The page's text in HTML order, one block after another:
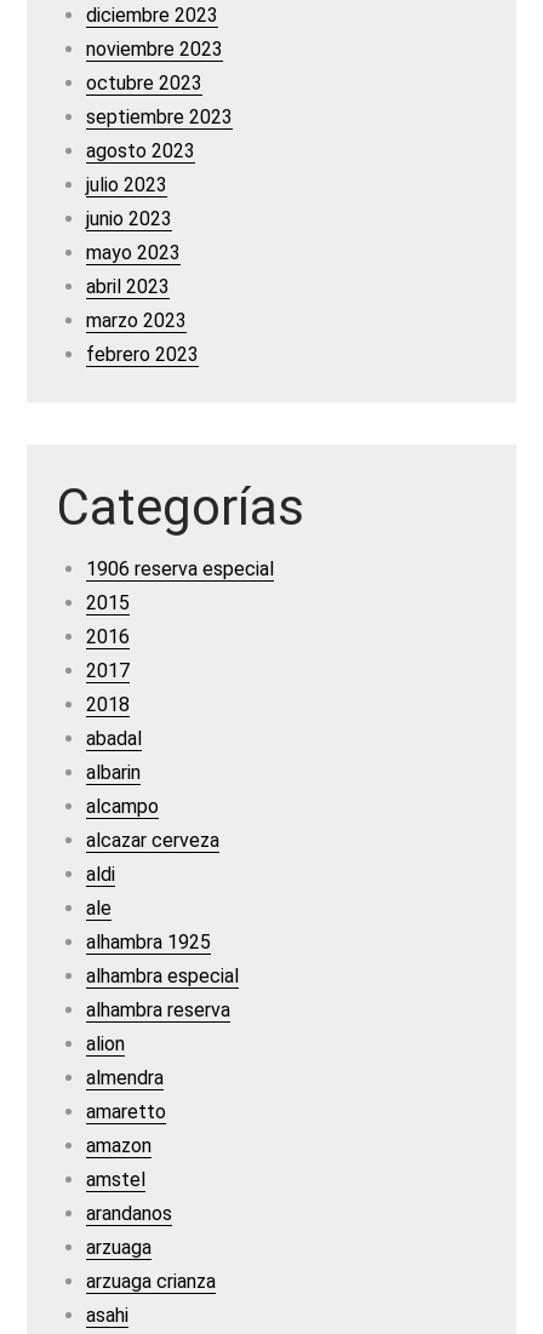
diciembre 2023
noviembre 2023
octubre 2023
septiembre 2023
agosto 2023
julio 2023
junio 2023
mayo 2023
abril 2023
marzo 2023
febrero 2023
Categorías
1906 reserva especial
2015
2016
2017
2018
abadal
albarin
alcampo
alcazar cerveza
aldi
ale
alhambra 1925
alhambra especial
alhambra reserva
alion
almendra
amaretto
amazon
amstel
arandanos
arzuaga
arzuaga crianza
asahi